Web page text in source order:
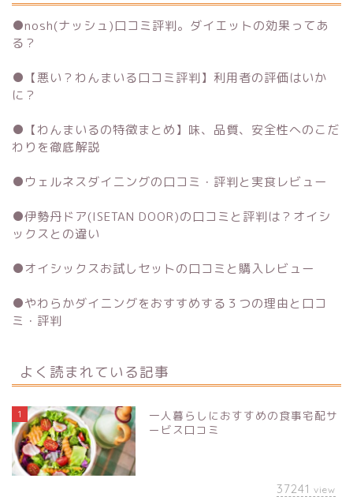
●nosh(ナッシュ)口コミ評判。ダイエットの効果ってあ
る？
● 【悪い？わんまいる口コミ評判】利用者の評価はいか
に？
● 【わんまいるの特徴まとめ】味、品質、安全性へのこだ
わりを徹底解説
●ウェルネスダイニングの口コミ・評判と実食レビュー
●伊勢丹ドア(ISETAN DOOR)の口コミと評判は？オイシ
ックスとの違い
●オイシックスお試しセットの口コミと購入レビュー
●やわらかダイニングをおすすめする３つの理由と口コ
ミ・評判
よく読まれている記事
1
一人暮らしにおすすめの食事宅配サ
ービス口コミ
37241 view